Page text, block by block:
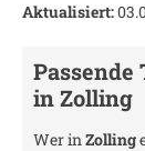
Aktualisiert:
inZolling
Wer inZolling